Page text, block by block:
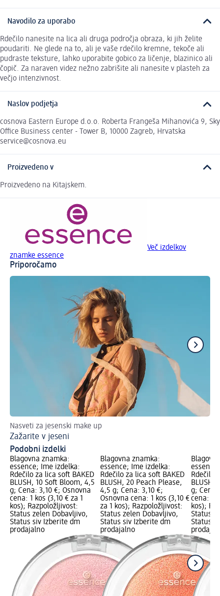
Navodilo za uporabo
Rdečilo nanesite na lica ali druga področja obraza, ki jih želite
poudariti. Ne glede na to, ali je vaše rdečilo kremne, tekoče ali
pudraste teksture, lahko uporabite gobico za ličenje, blazinico ali
čopič. Za naraven videz nežno zabrišite ali nanesite v plasteh za
večjo intenzivnost.
Naslov podjetja
cosnova Eastern Europe d.o.o. Roberta Frangeša Mihanovića 9, Sky
Office Business center - Tower B, 10000 Zagreb, Hrvatska
service@cosnova.eu
Proizvedeno v
Proizvedeno na Kitajskem.
Več izdelkov
znamke essence
Priporočamo
Nasveti za jesenski make up
Zažarite v jeseni
Podobni izdelki
Blagovna znamka:
essence; Ime izdelka:
Rdečilo za lica soft BAKED
BLUSH, 10 Soft Bloom, 4,5
g; Cena: 3,10 €; Osnovna
cena: 1 kos (3,10 € za 1
kos); Razpoložljivost:
Status zelen Dobavljivo,
Status siv Izberite dm
prodajalno
Blagovna znamka:
essence; Ime izdelka:
Rdečilo za lica soft BAKED
BLUSH, 20 Peach Please,
4,5 g; Cena: 3,10 €;
Osnovna cena: 1 kos (3,10 €
za 1 kos); Razpoložljivost:
Status zelen Dobavljivo,
Status siv Izberite dm
prodajalno
Rdečilo
BLUSH,
g; Cena:
cena: 1
kos);
Status
Status